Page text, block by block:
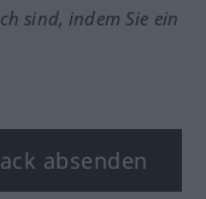
sind, indem Sie ein
absenden